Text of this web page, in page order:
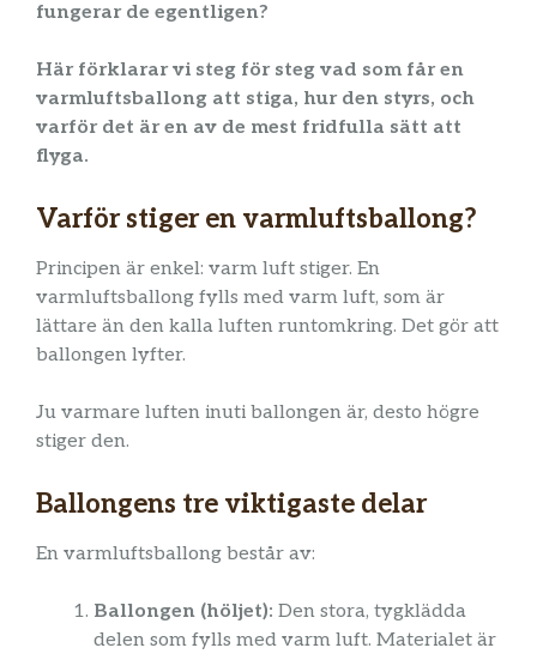
fungerar de egentligen?
Här förklarar vi steg för steg vad som får en
varmluftsballong att stiga, hur den styrs, och
varför det är en av de mest fridfulla sätt att
flyga.
Varför stiger en varmluftsballong?
Principen är enkel: varm luft stiger. En
varmluftsballong fylls med varm luft, som är
lättare än den kalla luften runtomkring. Det gör att
ballongen lyfter.
Ju varmare luften inuti ballongen är, desto högre
stiger den.
Ballongens tre viktigaste delar
En varmluftsballong består av:
Ballongen (höljet): Den stora, tygklädda
delen som fylls med varm luft. Materialet är